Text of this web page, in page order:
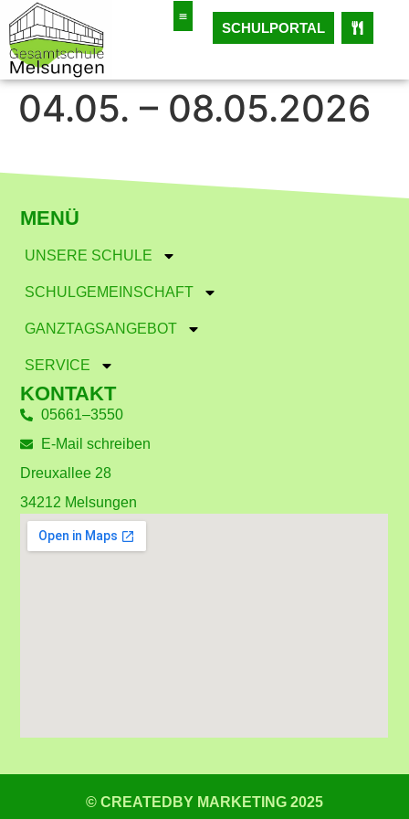
SCHULPORTAL
04.05. – 08.05.2026
MENÜ
UNSERE SCHULE
SCHULGEMEINSCHAFT
GANZTAGSANGEBOT
SERVICE
KONTAKT
05661–3550
E-Mail schreiben
Dreuxallee 28
34212 Melsungen
© CREATEDBY MARKETING 2025